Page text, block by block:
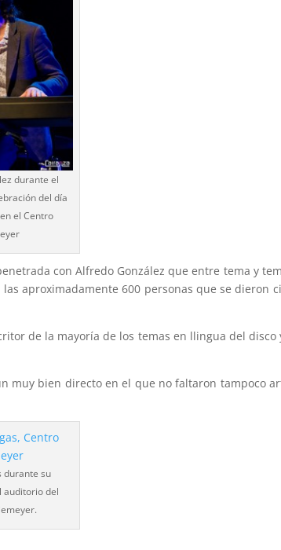
durante el
del día
el Centro
con Alfredo González que entre tema y
aproximadamente 600 personas que se dieron
de la mayoría de los temas en llingua del disco
muy bien directo en el que no faltaron tampoco
durante su
auditorio del